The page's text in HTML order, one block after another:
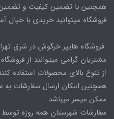
همچنین با تضمین کیفیت و
فروشگاه میتوانید خریدی با خیال
فروشگاه هایپر خرگوش در شرق
مشتریان گرامی میتوانند از
از تنوع بالای محصولات استفاده
همچنین امکان ارسال سفارشات به
ممکن میسر میباشد.
سفارشات شهرستان همه روزه